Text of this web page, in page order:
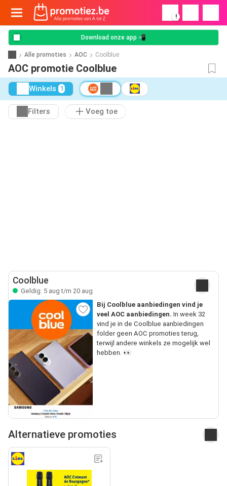
!
Download onze app 📲
Alle promoties AOC Coolblue
AOC promotie Coolblue
Winkels 1
Filters Voeg toe
Coolblue
Geldig: 5 aug t/m 20 aug
Bij Coolblue aanbiedingen vind je
veel AOC aanbiedingen. In week 32
vind je in de Coolblue aanbiedingen
folder geen AOC promoties terug,
terwijl andere winkels ze mogelijk wel
hebben. 👀
Alternatieve promoties